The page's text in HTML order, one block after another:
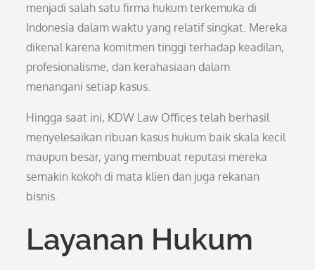
menjadi salah satu firma hukum terkemuka di
Indonesia dalam waktu yang relatif singkat. Mereka
dikenal karena komitmen tinggi terhadap keadilan,
profesionalisme, dan kerahasiaan dalam
menangani setiap kasus.
Hingga saat ini, KDW Law Offices telah berhasil
menyelesaikan ribuan kasus hukum baik skala kecil
maupun besar, yang membuat reputasi mereka
semakin kokoh di mata klien dan juga rekanan
bisnis.
Layanan Hukum